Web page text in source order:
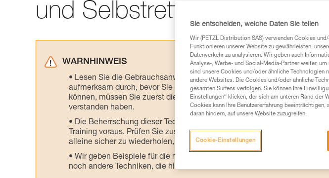
und Selbstrettung mit dem
WARNHINWEIS
Lesen Sie die Gebrauchsanweisungen der Produkte, um die es in
aufmerksam durch, bevor Sie diesen zu Rate ziehen. Um diese
können, müssen Sie zuerst die in der Gebrauchsanweisung enthaltenen
verstanden haben.
Die Beherrschung dieser Techniken setzt eine entsprechende
Training voraus. Prüfen Sie zusammen mit einem Profi, ob Sie in der
alleine sicher zu wiederholen, bevor Sie ihn eigenständig durchführen.
Wir geben Beispiele für die mit Ihrer Aktivität verbundenen Techniken.
noch andere Techniken, die hier nicht beschrieben werden.
Sie entscheiden, welche Daten Sie teilen
Wir (PETZL Distribution SAS) verwenden Cookies
Funktionieren unserer Website zu gewährleisten,
Datenverkehr zu analysieren. Wir geben auch
Analyse-, Werbe- und Social-Media-Partner weiter,
sind unsere Cookies und/oder ähnliche Technologien
andere Websites. Die Cookies und/oder ähnliche
gesamten Surfens verfolgen. Sie können Ihre
Einstellungen“ klicken, der sich am unteren Rand der
Cookies kann Ihre Benutzererfahrung
daran hindern, auf unsere Website zuzugreifen.
Cookie-Einstellungen